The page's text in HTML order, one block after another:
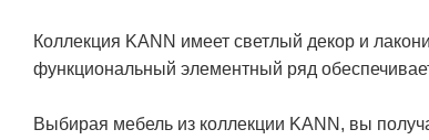
Коллекция KANN имеет светлый декор и
функциональный элементный ряд
Выбирая мебель из коллекции KANN, вы